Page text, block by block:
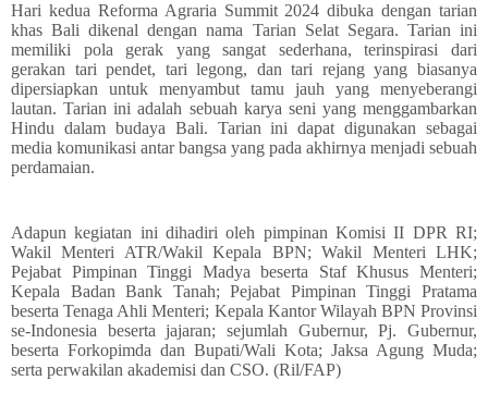
Hari kedua Reforma Agraria Summit 2024 dibuka dengan tarian
khas Bali dikenal dengan nama Tarian Selat Segara. Tarian ini
memiliki pola gerak yang sangat sederhana, terinspirasi dari
gerakan tari pendet, tari legong, dan tari rejang yang biasanya
dipersiapkan untuk menyambut tamu jauh yang menyeberangi
lautan. Tarian ini adalah sebuah karya seni yang menggambarkan
Hindu dalam budaya Bali. Tarian ini dapat digunakan sebagai
media komunikasi antar bangsa yang pada akhirnya menjadi sebuah
perdamaian.
Adapun kegiatan ini dihadiri oleh pimpinan Komisi II DPR RI;
Wakil Menteri ATR/Wakil Kepala BPN; Wakil Menteri LHK;
Pejabat Pimpinan Tinggi Madya beserta Staf Khusus Menteri;
Kepala Badan Bank Tanah; Pejabat Pimpinan Tinggi Pratama
beserta Tenaga Ahli Menteri; Kepala Kantor Wilayah BPN Provinsi
se-Indonesia beserta jajaran; sejumlah Gubernur, Pj. Gubernur,
beserta Forkopimda dan Bupati/Wali Kota; Jaksa Agung Muda;
serta perwakilan akademisi dan CSO. (Ril/FAP)